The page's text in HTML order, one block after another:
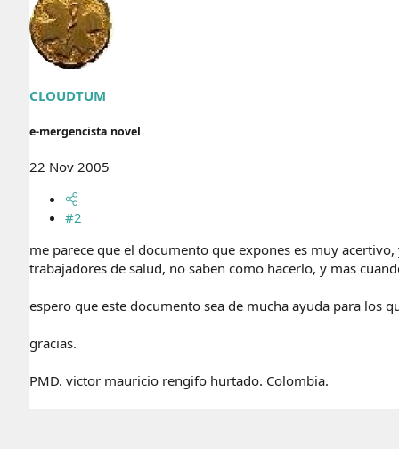
CLOUDTUM
e-mergencista novel
22 Nov 2005
#2
me parece que el documento que expones es muy
trabajadores de salud, no saben como hacerlo, y mas
espero que este documento sea de mucha ayuda para los
gracias.
PMD. victor mauricio rengifo hurtado. Colombia.